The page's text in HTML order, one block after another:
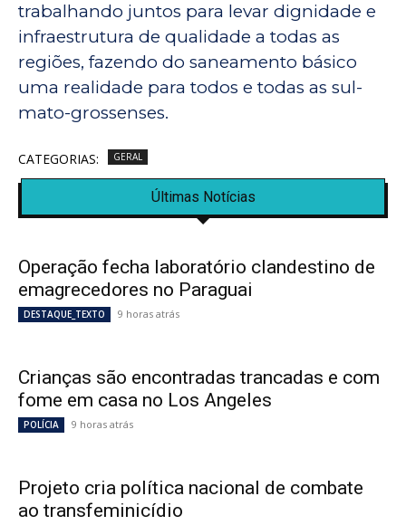
trabalhando juntos para levar dignidade e
infraestrutura de qualidade a todas as
regiões, fazendo do saneamento básico
uma realidade para todos e todas as sul-
mato-grossenses.
CATEGORIAS: GERAL
Últimas Notícias
Operação fecha laboratório clandestino de
emagrecedores no Paraguai
DESTAQUE_TEXTO 9 horas atrás
Crianças são encontradas trancadas e com
fome em casa no Los Angeles
POLÍCIA 9 horas atrás
Projeto cria política nacional de combate
ao transfeminicídio